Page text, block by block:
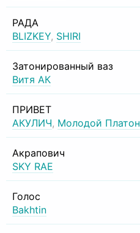
РАДА
BLIZKEY, SHIRI
Затонированный ваз
Витя АК
ПРИВЕТ
АКУЛИЧ, Молодой Платон
Акрапович
SKY RAE
Голос
Bakhtin